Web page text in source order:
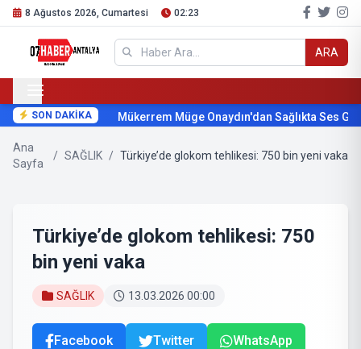
8 Ağustos 2026, Cumartesi 02:23
ARA
SON DAKİKA Mükerrem Müge Onaydın'dan Sağlıkta Ses
Ana
Sayfa
/ SAĞLIK / Türkiye’de glokom tehlikesi: 750 bin yeni vaka
Türkiye’de glokom tehlikesi: 750
bin yeni vaka
SAĞLIK 13.03.2026 00:00
Facebook Twitter WhatsApp